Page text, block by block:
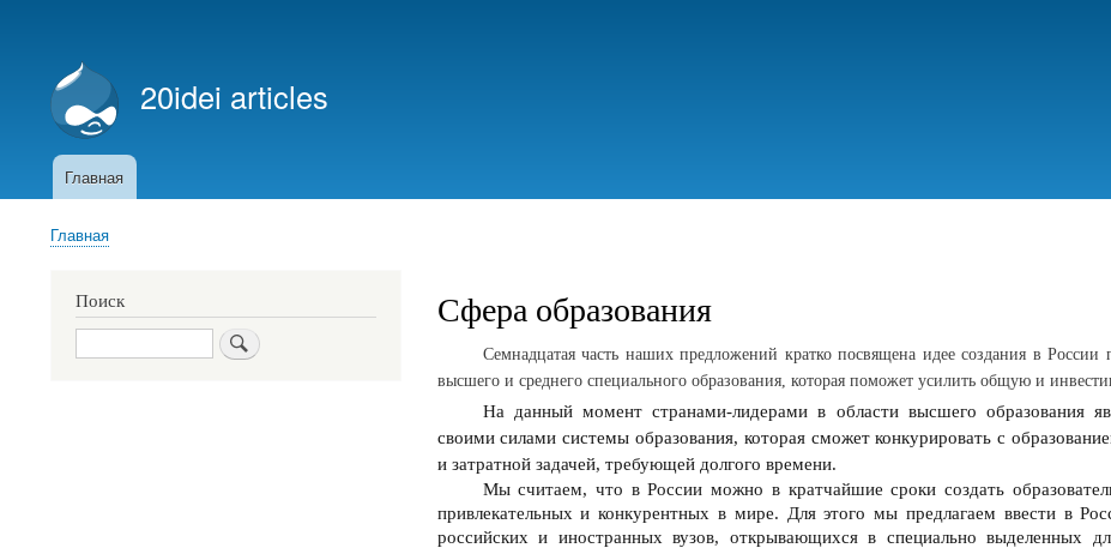
учётной
записи
пользователя
20idei articles
Основная
Главная
Строка
Главная
Сфера образования
Cемнадцатая часть наших предложений кратко посвящена идее создания в России
высшего и среднего специального образования, которая поможет усилить общую и
На данный моментстранами-лидерами в области высшего образования
своими силами системы образования, которая сможет конкурировать с
и затратной задачей, требующей долгого времени.
Мы считаем, что в России можно в кратчайшие сроки создать
привлекательных и конкурентных в мире. Для этогомы предлагаем ввести в
российских и иностранных вузов, открывающихся в специально выделенных
Поиск
Поиск